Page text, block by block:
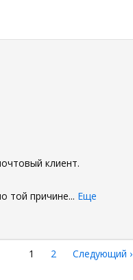
клиент.
той причине... Еще
Текущая
1 Страница
2
Следующая
Следующий ›